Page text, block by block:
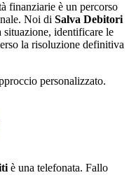
finanziarie è un percorso
Noi di Salva Debitori
situazione, identificare le
la risoluzione definitiva
personalizzato.
è una telefonata. Fallo